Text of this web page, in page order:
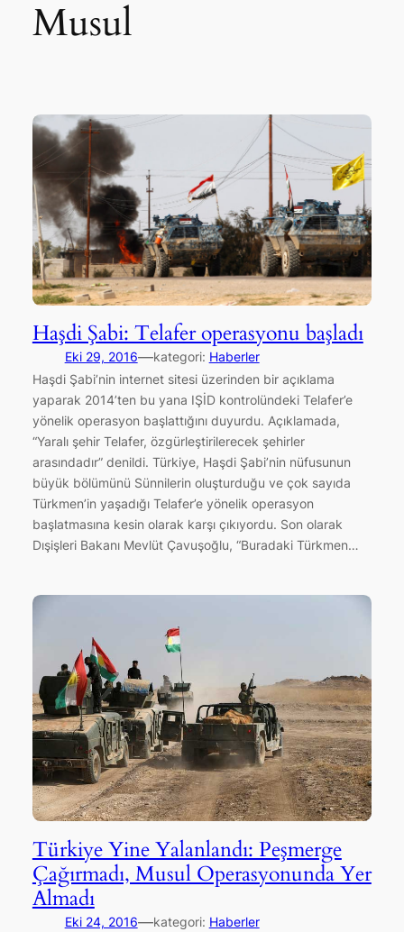
Musul
Haşdi Şabi: Telafer operasyonu başladı
Eki 29, 2016—kategori: Haberler
Haşdi Şabi’nin internet sitesi üzerinden bir açıklama
yaparak 2014’ten bu yana IŞİD kontrolündeki Telafer’e
yönelik operasyon başlattığını duyurdu. Açıklamada,
“Yaralı şehir Telafer, özgürleştirilerecek şehirler
arasındadır” denildi. Türkiye, Haşdi Şabi’nin nüfusunun
büyük bölümünü Sünnilerin oluşturduğu ve çok sayıda
Türkmen’in yaşadığı Telafer’e yönelik operasyon
başlatmasına kesin olarak karşı çıkıyordu. Son olarak
Dışişleri Bakanı Mevlüt Çavuşoğlu, “Buradaki Türkmen…
Türkiye Yine Yalanlandı: Peşmerge
Çağırmadı, Musul Operasyonunda Yer
Almadı
Eki 24, 2016—kategori: Haberler